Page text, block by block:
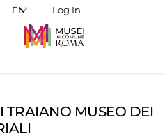
Log In
TRAIANO MUSEO DEI